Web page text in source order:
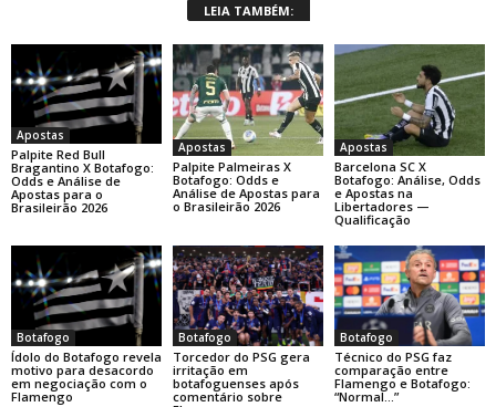
LEIA TAMBÉM:
Apostas
Palpite Red Bull
Bragantino X Botafogo:
Odds e Análise de
Apostas para o
Brasileirão 2026
Apostas
Palpite Palmeiras X
Botafogo: Odds e
Análise de Apostas para
o Brasileirão 2026
Apostas
Barcelona SC X
Botafogo: Análise, Odds
e Apostas na
Libertadores —
Qualificação
Botafogo
Ídolo do Botafogo revela
motivo para desacordo
em negociação com o
Flamengo
Botafogo
Torcedor do PSG gera
irritação em
botafoguenses após
comentário sobre
Botafogo
Técnico do PSG faz
comparação entre
Flamengo e Botafogo:
“Normal…”